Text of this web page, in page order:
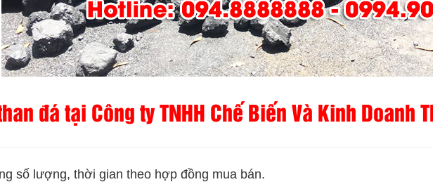
đá tại Công ty TNHH Chế Biến Và Kinh Doanh
số lượng, thời gian theo hợp đồng mua bán.